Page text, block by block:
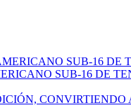
SUB-16 DE